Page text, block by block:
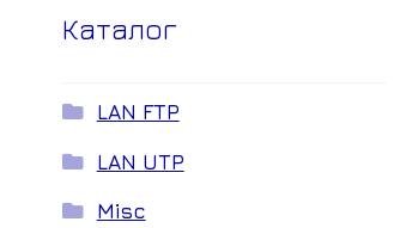
Каталог
LAN FTP
LAN UTP
Misc